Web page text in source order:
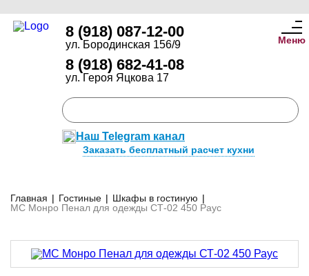
8 (918) 087-12-00
ул. Бородинская 156/9
8 (918) 682-41-08
ул. Героя Яцкова 17
Наш Telegram канал
Заказать бесплатный расчет кухни
Меню
Главная | Гостиные | Шкафы в гостиную |
МС Монро Пенал для одежды СТ-02 450 Раус